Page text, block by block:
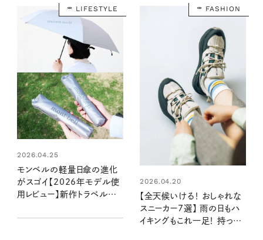
LIFESTYLE
2026.04.25
モンベルの軽量日傘の進化
がスゴイ【2026年モデル使
用レビュー】新作トラベルタイ
長傘もチェック
FASHION
2026.04.20
【全天候いける！ おしゃれな
スニーカー7選】 雨の日もハ
イキングもこれ一足！ 持って